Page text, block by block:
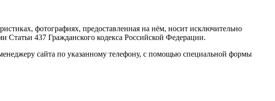
фотографиях, предоставленная на нём, носит исключительно
437 Гражданского кодекса Российской Федерации.
сайта по указанному телефону, с помощью специальной формы